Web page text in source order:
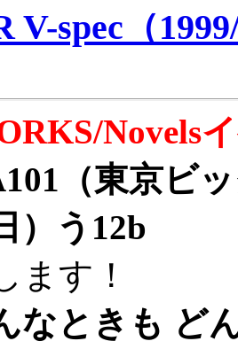
V-spec（
Novels
（東京ビ
）う12b
ます！
なときも ど